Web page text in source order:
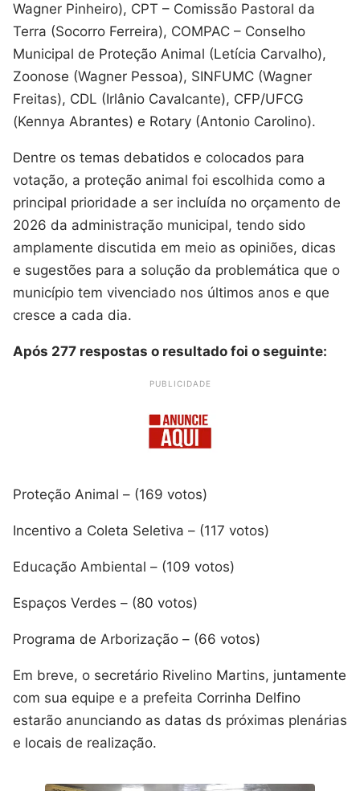
Wagner Pinheiro), CPT – Comissão Pastoral da
Terra (Socorro Ferreira), COMPAC – Conselho
Municipal de Proteção Animal (Letícia Carvalho),
Zoonose (Wagner Pessoa), SINFUMC (Wagner
Freitas), CDL (Irlânio Cavalcante), CFP/UFCG
(Kennya Abrantes) e Rotary (Antonio Carolino).
Dentre os temas debatidos e colocados para
votação, a proteção animal foi escolhida como a
principal prioridade a ser incluída no orçamento de
2026 da administração municipal, tendo sido
amplamente discutida em meio as opiniões, dicas
e sugestões para a solução da problemática que o
município tem vivenciado nos últimos anos e que
cresce a cada dia.
Após 277 respostas o resultado foi o seguinte:
PUBLICIDADE
Proteção Animal – (169 votos)
Incentivo a Coleta Seletiva – (117 votos)
Educação Ambiental – (109 votos)
Espaços Verdes – (80 votos)
Programa de Arborização – (66 votos)
Em breve, o secretário Rivelino Martins, juntamente
com sua equipe e a prefeita Corrinha Delfino
estarão anunciando as datas ds próximas plenárias
e locais de realização.